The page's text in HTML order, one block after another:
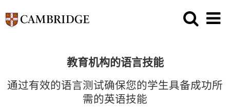
教育机构的语言技能
通过有效的语言测试确保您的学生具备成功所
需的英语技能